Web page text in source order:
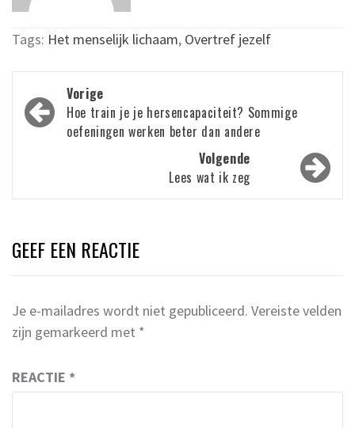
Tags: Het menselijk lichaam, Overtref jezelf
Bericht
navigatie
Vorige
Hoe train je je hersencapaciteit? Sommige
oefeningen werken beter dan andere
Volgende
Lees wat ik zeg
GEEF EEN REACTIE
Je e-mailadres wordt niet gepubliceerd. Vereiste velden
zijn gemarkeerd met *
REACTIE *